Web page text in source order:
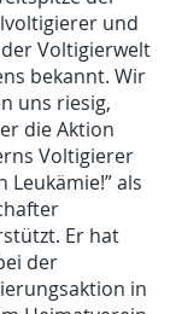
und
Voltigierwelt
bekannt. Wir
uns riesig,
die Aktion
Voltigierer
Leukämie!” als
Er hat
der
in